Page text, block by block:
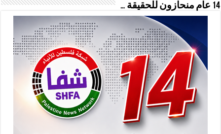
14 عام منحازون للحقيقة …